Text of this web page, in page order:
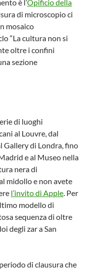
è l’Opificio della
di microscopio ci
mosaico
“La cultura non si
oltre i confini
sezione
di luoghi
al Louvre, dal
Gallery di Londra, fino
e al Museo nella
nera di
midollo e non avete
l’invito di Apple. Per
modello di
sequenza di oltre
degli zar a San
di clausura che